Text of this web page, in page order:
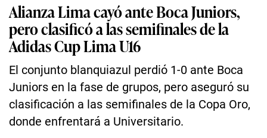
Alianza Lima cayó ante Boca Juniors,
pero clasificó a las semifinales de la
Adidas Cup Lima U16
El conjunto blanquiazul perdió 1-0 ante Boca
Juniors en la fase de grupos, pero aseguró su
clasificación a las semifinales de la Copa Oro,
donde enfrentará a Universitario.